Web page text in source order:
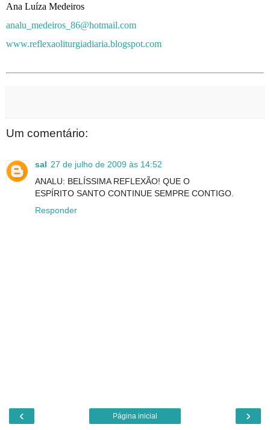
Ana Luíza Medeiros
analu_medeiros_86@hotmail.com
www.reflexaoliturgiadiaria.blogspot.com
Um comentário:
sal 27 de julho de 2009 às 14:52
ANALU: BELÍSSIMA REFLEXÃO! QUE O
ESPÍRITO SANTO CONTINUE SEMPRE CONTIGO.
Responder
‹ ›
Página inicial